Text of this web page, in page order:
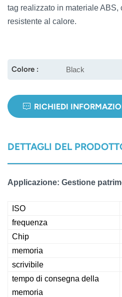
tag realizzato in materiale ABS,
resistente al calore.
Colore : Black
RICHIEDI
DETTAGLI DEL
Applicazione: Gestione
ISO
frequenza
Chip
memoria
scrivibile
tempo di consegna della
memoria